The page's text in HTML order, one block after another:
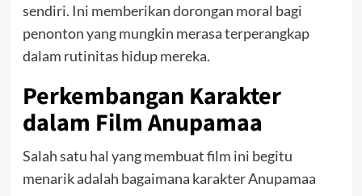
sendiri. Ini memberikan dorongan moral bagi
penonton yang mungkin merasa terperangkap
dalam rutinitas hidup mereka.
Perkembangan Karakter
dalam Film Anupamaa
Salah satu hal yang membuat film ini begitu
menarik adalah bagaimana karakter Anupamaa